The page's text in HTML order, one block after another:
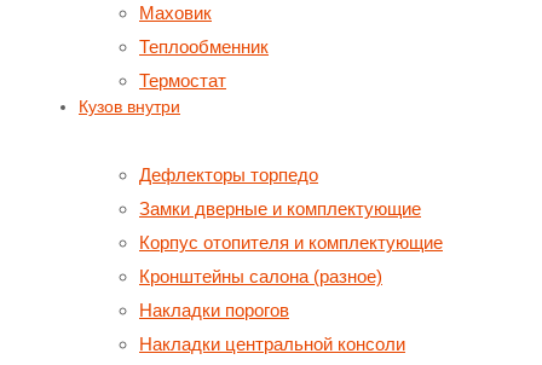
Маховик
Теплообменник
Термостат
Кузов внутри
Дефлекторы торпедо
Замки дверные и комплектующие
Корпус отопителя и комплектующие
Кронштейны салона (разное)
Накладки порогов
Накладки центральной консоли